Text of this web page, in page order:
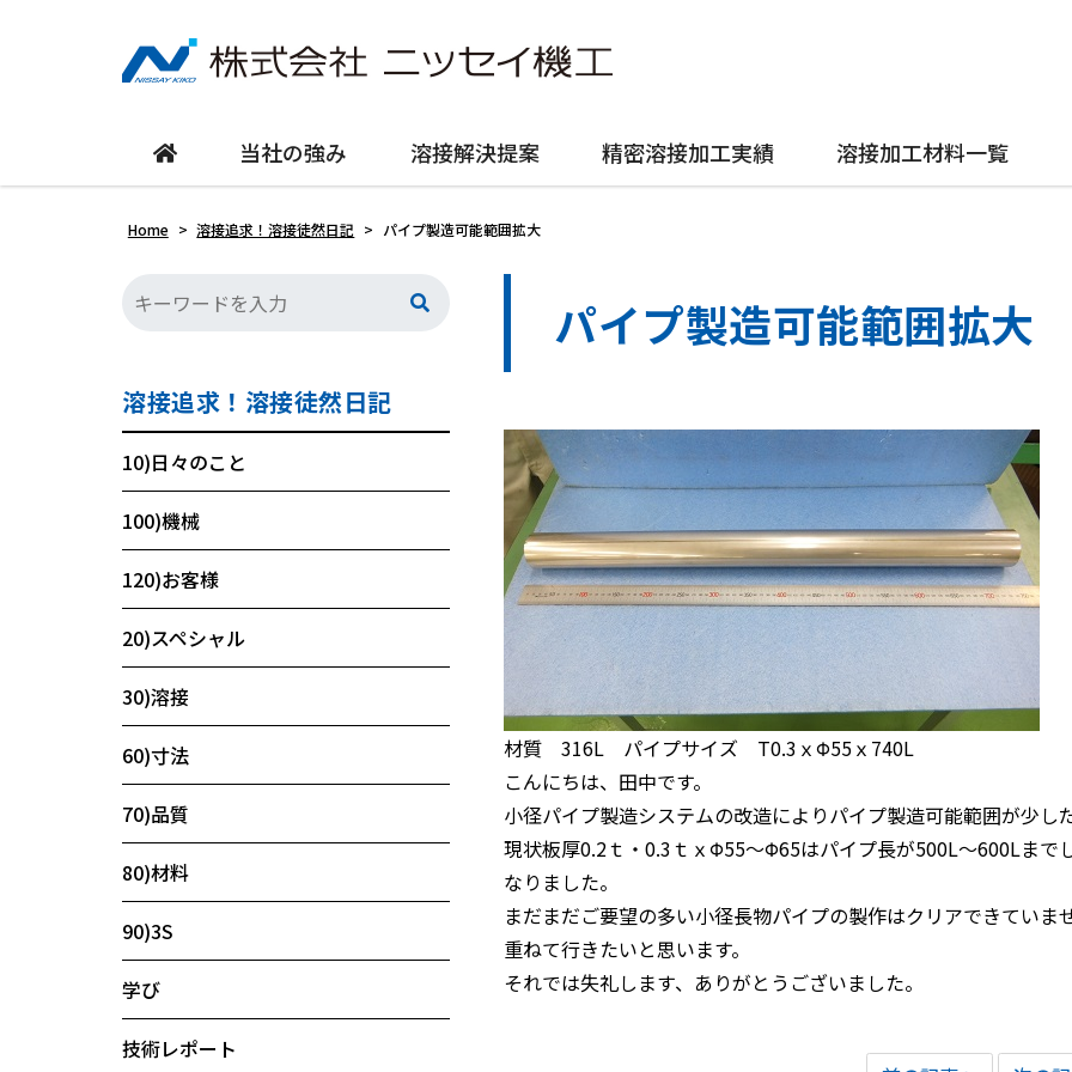
当社の強み 溶接解決提案 精密溶接加工実績 溶接加工材料一覧
Home > 溶接追求！溶接徒然日記 > パイプ製造可能範囲拡大
パイプ製造可能範囲拡大
材質 316L パイプサイズ T0.3ｘΦ55ｘ740L
こんにちは、田中です。
小径パイプ製造システムの改造によりパイプ製造可能範囲が少
現状板厚0.2ｔ・0.3ｔｘΦ55～Φ65はパイプ長が500L～600Lまで
なりました。
まだまだご要望の多い小径長物パイプの製作はクリアできてい
重ねて行きたいと思います。
それでは失礼します、ありがとうございました。
溶接追求！溶接徒然日記
10)日々のこと
100)機械
120)お客様
20)スペシャル
30)溶接
60)寸法
70)品質
80)材料
90)3S
学び
技術レポート